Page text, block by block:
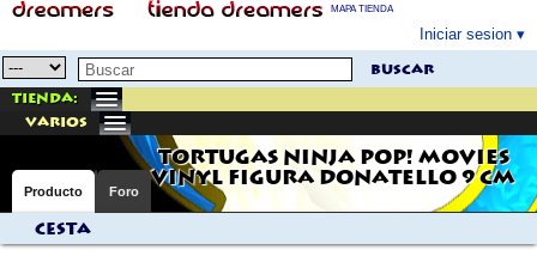
MAPA TIENDA
Iniciar sesion
buscar
Tienda:
varios
TORTUGAS NINJA POP! MOVIES
VINYL FIGURA DONATELLO 9 CM
Producto Foro
Cesta